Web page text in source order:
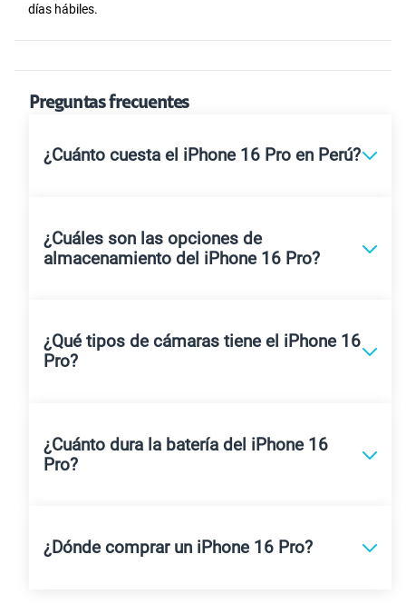
días hábiles.
Preguntas frecuentes
¿Cuánto cuesta el iPhone 16 Pro en Perú?
¿Cuáles son las opciones de
almacenamiento del iPhone 16 Pro?
¿Qué tipos de cámaras tiene el iPhone 16
Pro?
¿Cuánto dura la batería del iPhone 16
Pro?
¿Dónde comprar un iPhone 16 Pro?